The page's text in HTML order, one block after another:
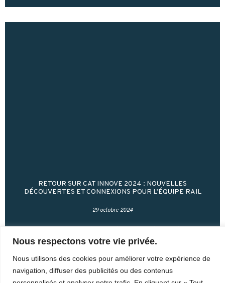
Nous respectons votre vie privée.
Nous utilisons des cookies pour améliorer votre expérience de
navigation, diffuser des publicités ou des contenus
RETOUR SUR CAT INNOVE 2024 : NOUVELLES
DÉCOUVERTES ET CONNEXIONS POUR L’ÉQUIPE RAIL
29 octobre 2024
s’est tenu du 22 au 24 octobre à Montréal.
Récemment reconnu comme un Centre d’accès à la
technologie et membre de Tech-Accès